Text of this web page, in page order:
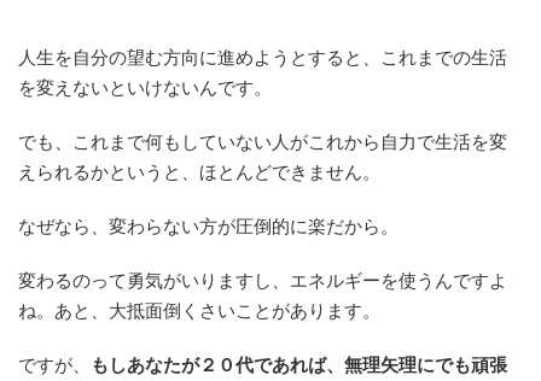
人生を自分の望む方向に進めようとすると、これまでの生活
を変えないといけないんです。
でも、これまで何もしていない人がこれから自力で生活を変
えられるかというと、ほとんどできません。
なぜなら、変わらない方が圧倒的に楽だから。
変わるのって勇気がいりますし、エネルギーを使うんですよ
ね。あと、大抵面倒くさいことがあります。
ですが、
もしあなたが２０代であれば、無理矢理にでも頑張